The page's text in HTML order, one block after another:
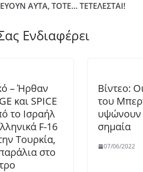
ΑΥΤΑ, ΤΟΤΕ… ΤΕΤΕΛΕΣΤΑΙ!
Ενδιαφέρει
– Ήρθαν
και SPICE
το Ισραήλ
F-16
Τουρκία,
στο
Βίντεο:
του
υψώνουν
σημαία
07/06/2022